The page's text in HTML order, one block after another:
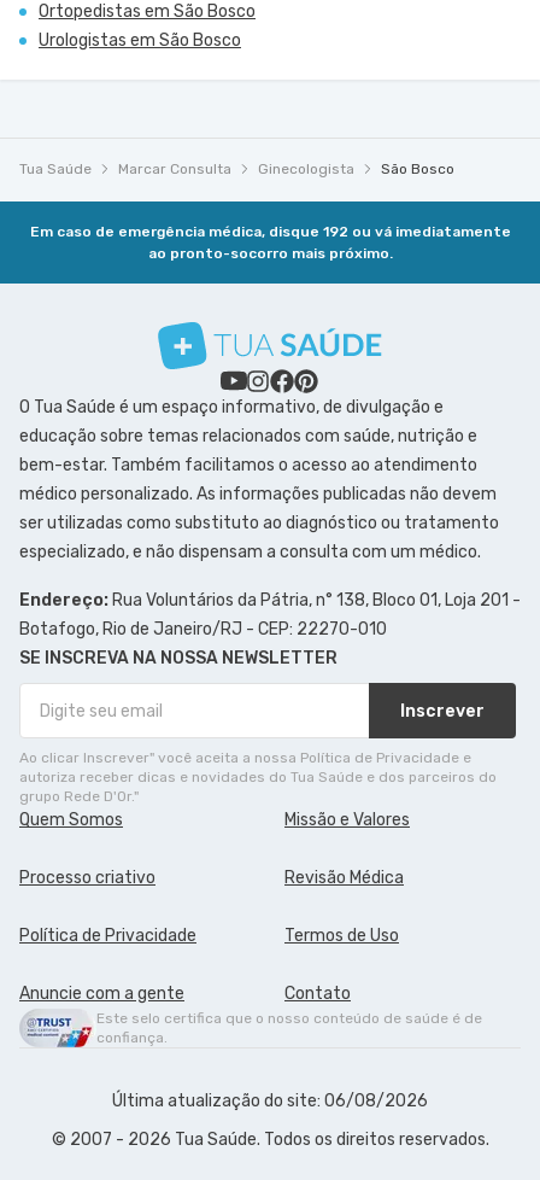
Ortopedistas em São Bosco
Urologistas em São Bosco
Tua Saúde Marcar Consulta Ginecologista São Bosco
Em caso de emergência médica, disque 192 ou vá imediatamente
ao pronto-socorro mais próximo.
O Tua Saúde é um espaço informativo, de divulgação e
educação sobre temas relacionados com saúde, nutrição e
bem-estar. Também facilitamos o acesso ao atendimento
médico personalizado. As informações publicadas não devem
ser utilizadas como substituto ao diagnóstico ou tratamento
especializado, e não dispensam a consulta com um médico.
Endereço: Rua Voluntários da Pátria, n° 138, Bloco 01, Loja 201 -
Botafogo, Rio de Janeiro/RJ - CEP: 22270-010
SE INSCREVA NA NOSSA NEWSLETTER
Inscrever
Ao clicar Inscrever" você aceita a nossa Política de Privacidade e
autoriza receber dicas e novidades do Tua Saúde e dos parceiros do
grupo Rede D'Or."
Quem Somos Missão e Valores
Processo criativo Revisão Médica
Política de Privacidade Termos de Uso
Anuncie com a gente Contato
Este selo certifica que o nosso conteúdo de saúde é de
confiança.
Última atualização do site: 06/08/2026
© 2007 - 2026 Tua Saúde. Todos os direitos reservados.